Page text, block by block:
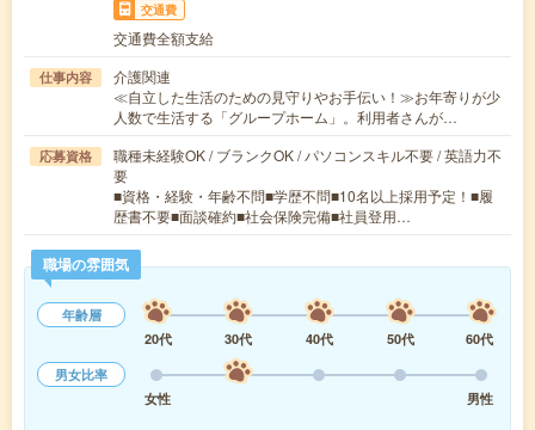
交通費
交通費全額支給
仕事内容
介護関連
≪自立した生活のための見守りやお手伝い！≫お年寄りが少
人数で生活する「グループホーム」。利用者さんが…
応募資格
職種未経験OK / ブランクOK / パソコンスキル不要 / 英語力不
要
■資格・経験・年齢不問■学歴不問■10名以上採用予定！■履
歴書不要■面談確約■社会保険完備■社員登用…
職場の雰囲気
年齢層
20代
30代 40代 50代
60代
男女比率
女性
男性